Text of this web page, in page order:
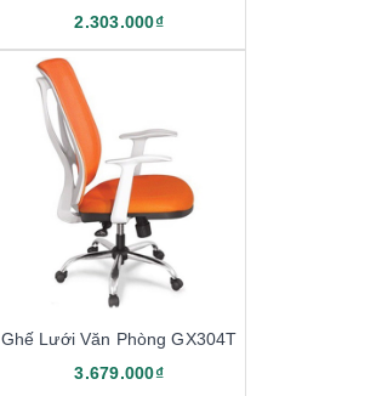
2.303.000₫
Ghế Lưới Văn Phòng GX304T
3.679.000₫